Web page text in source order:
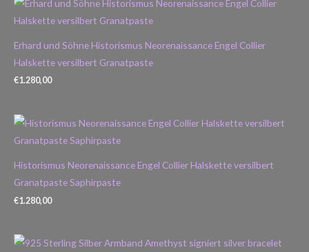
Erhard und Söhne Historismus Neorenaissance Engel Collier
Halskette versilbert Granatpaste
€1.280,00
Historismus Neorenaissance Engel Collier Halskette versilbert
Granatpaste Saphirpaste
€1.280,00